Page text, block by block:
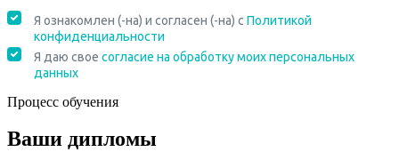
Процесс обучения
Ваши дипломы